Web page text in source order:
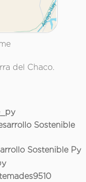
del Chaco.
Sostenible
Sostenible Py